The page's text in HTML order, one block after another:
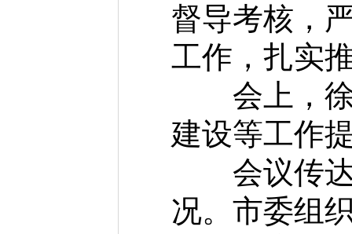
督导考核，
工作，扎实
会上，徐
建设等工作
会议传达
况。市委组